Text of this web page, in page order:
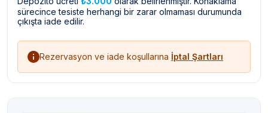
sürecince tesiste herhangi bir zarar olmaması durumunda
çıkışta iade edilir.
Rezervasyon ve iade koşullarına İptal Şartları